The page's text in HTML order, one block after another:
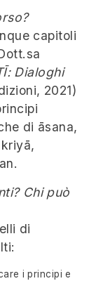
capitoli
Dialoghi
2021)
di āsana,
Chi può
di
i principi e